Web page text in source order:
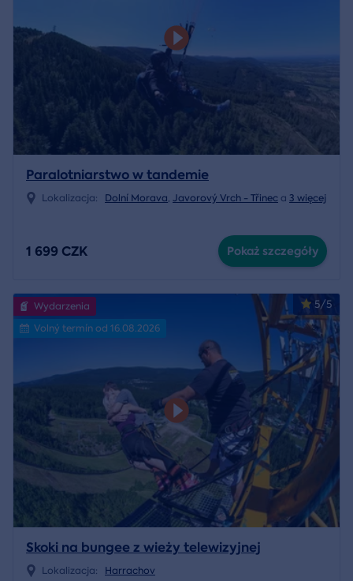
Paralotniarstwo w tandemie
Lokalizacja: Dolní Morava, Javorový Vrch - Třinec a 3 więcej
1 699 CZK Pokaż szczegóły
5/5
Wydarzenia
Volný termín od 16.08.2026
Skoki na bungee z wieży telewizyjnej
Lokalizacja: Harrachov